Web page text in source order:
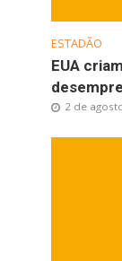
ESTADÃO
EUA
2 de